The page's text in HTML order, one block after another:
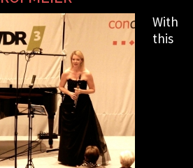
With
this